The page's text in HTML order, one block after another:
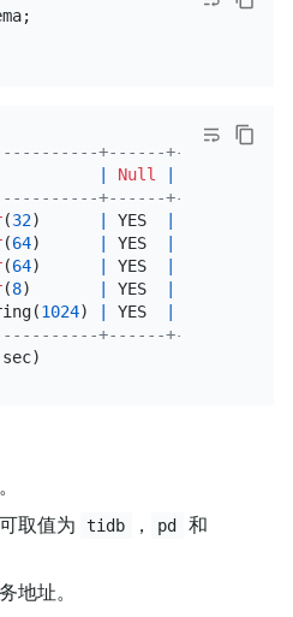
+------+------
Null
+------+------
(32) YES
(64) YES
(64) YES
(8) YES
1024) YES
+------+------
取值为 tidb ， pd 和
地址。